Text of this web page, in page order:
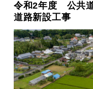
令和2年度 公共
道路新設工事